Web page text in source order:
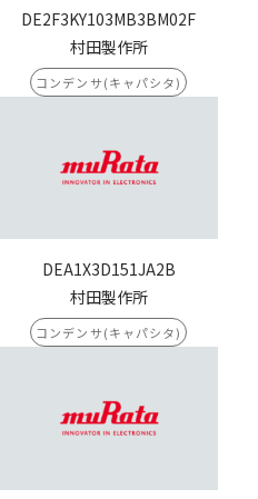
DE2F3KY103MB3BM02F
村田製作所
コンデンサ(キャパシタ)
DEA1X3D151JA2B
村田製作所
コンデンサ(キャパシタ)